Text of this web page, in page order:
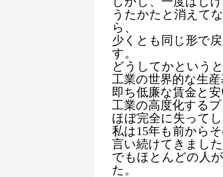
うたかたと消えて
ら、
少くとも同じ形で
す。
どうしてかという
工業の世界的な生
即ち低廉な賃金と
工業の高度化する
ほぼ完全に失って
私は15年も前から
言い続けてきまし
でもほとんどの人
た。